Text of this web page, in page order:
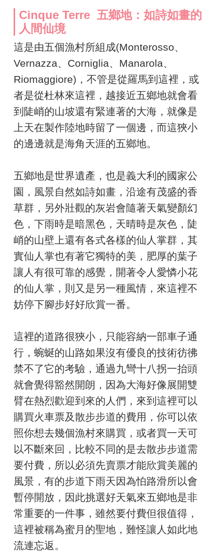
Cinque Terre 五鄉地：如詩如畫的
人間仙境
這是由五個漁村所組成(Monterosso、
Vernazza、Corniglia、Manarola、
Riomaggiore)，不管是從羅馬到這裡，或
者是從杜林來這裡，越接近五鄉地就會看
到陡峭的山坡還有緊連著的大海，就像是
上天在製作陸地時留了一個邊，而這狹小
的邊邊就是海角天涯的五鄉地。
五鄉地是世界遺產，也是義大利的國家公
園，風景自然如詩如畫，沿途有茂盛的香
草群，另外壯觀的灰岩會隨著天氣變顏幻
色，下雨時是暗黑色，天晴時是灰色，陡
峭的山壁上還有各式各樣的仙人掌群，其
實仙人掌也有著它獨特的美，肥厚的葉子
讓人有很可靠的感覺，開著令人愛憐小花
的仙人掌，則又是另一種風情，來這裡不
妨停下腳步好好欣賞一番。
這裡的道路很狹小，只能容納一部車子通
行，蜿蜒的山路如果沒有優良的技術彷彿
禁不了它的考驗，通過九彎十八拐一抬頭
就會覺得豁然開朗，因為大海好像展開雙
臂在熱烈歡迎到來的人們，來到這裡可以
購買火車票及散步步道的費用，你可以依
照你想去幾個漁村來購買，或者買一天可
以不斷來回，比較不同的是去散步步道需
要付費，所以必須先賣票才能欣賞美麗的
風景，有的步道下雨天因為怕路滑所以會
暫停開放，因此挑選好天氣來五鄉地是非
常重要的一件事，雖然要付費但很值得，
這裡被稱為蜜月的聖地，難怪讓人如此地
流連忘返。